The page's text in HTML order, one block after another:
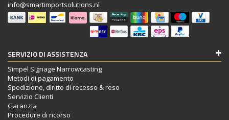
info@smartimportsolutions.nl
SERVIZIO DI ASSISTENZA
Simpel Signage Narrowcasting
Metodi di pagamento
Spedizione, diritto di recesso & reso
Servizio Clienti
Garanzia
Procedure di ricorso